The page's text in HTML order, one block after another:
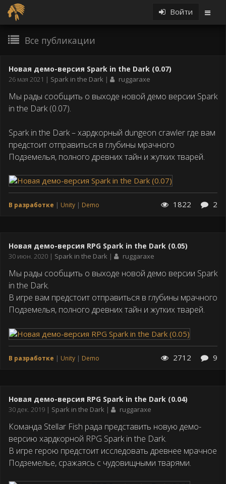
Войти
Все публикации
Новая демо-версия Spark in the Dark (0.07)
Дата
26 мая 2021 Spark in the Dark ruggaraxe
Мы рады сообщить о выходе новой демо версии Spark
in the Dark (0.07).
Spark in the Dark – хардкорный dungeon crawler где вам
предстоит отправиться в глубины мрачного
Подземелья, полного древних тайн и жутких тварей.
В разработке Unity Demo 1822 2
Новая демо-версия RPG Spark in the Dark (0.05)
Дата
30 июн. 2020 Spark in the Dark ruggaraxe
Мы рады сообщить о выходе новой демо версии Spark
in the Dark.
В игре вам предстоит отправиться в глубины мрачного
Подземелья, полного древних тайн и жутких тварей.
В разработке Unity Demo 2712 9
Новая демо-версия RPG Spark in the Dark (0.04)
Дата
30 дек. 2019 Spark in the Dark ruggaraxe
Команда Stellar Fish рада представить новую демо-
версию хардкорной RPG Spark in the Dark.
В игре герою предстоит исследовать древнее мрачное
Подземелье, сражаясь с чудовищными тварями.